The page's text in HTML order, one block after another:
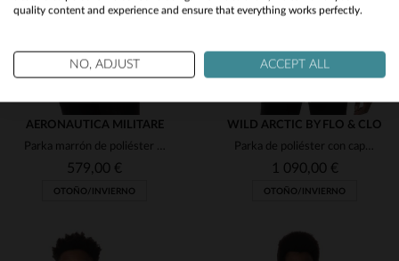
AERONAUTICA MILITARE
Parka marrón de poliéster para hombre
579,00 €
OTOÑO/INVIERNO
WILD ARCTIC BY FLO & CLO
Parka de poliéster con capucha y piel
1 090,00 €
OTOÑO/INVIERNO
No
Yes
quality content and experience and ensure that everything works perfectly.
NO, ADJUST ACCEPT ALL